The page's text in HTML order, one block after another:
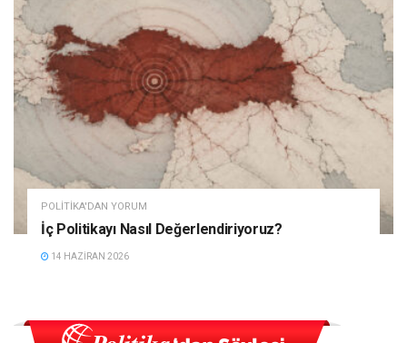
POLITIKA'DAN YORUM
İç Politikayı Nasıl Değerlendiriyoruz?
14 HAZIRAN 2026